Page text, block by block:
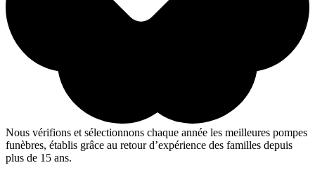
Nous vérifions et sélectionnons chaque année les meilleures pompes
funèbres, établis grâce au retour d’expérience des familles depuis
plus de 15 ans.